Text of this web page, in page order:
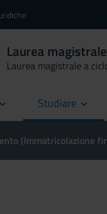
Laurea
Laurea magistrale a
Studiare
(Immatricolazione